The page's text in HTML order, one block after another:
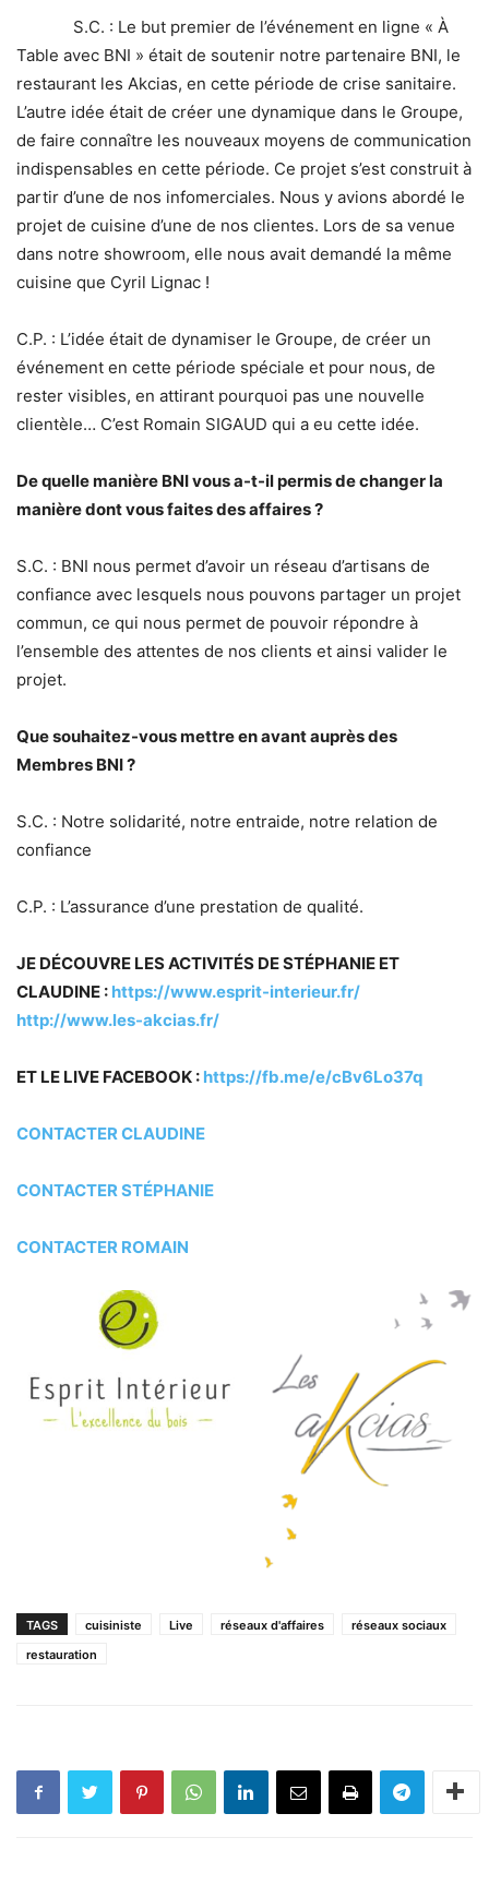
S.C. : Le but premier de l’événement en ligne « À
Table avec BNI » était de soutenir notre partenaire BNI, le
restaurant les Akcias, en cette période de crise sanitaire.
L’autre idée était de créer une dynamique dans le Groupe,
de faire connaître les nouveaux moyens de communication
indispensables en cette période. Ce projet s’est construit à
partir d’une de nos infomerciales. Nous y avions abordé le
projet de cuisine d’une de nos clientes. Lors de sa venue
dans notre showroom, elle nous avait demandé la même
cuisine que Cyril Lignac !
C.P. : L’idée était de dynamiser le Groupe, de créer un
événement en cette période spéciale et pour nous, de
rester visibles, en attirant pourquoi pas une nouvelle
clientèle… C’est Romain SIGAUD qui a eu cette idée.
De quelle manière BNI vous a-t-il permis de changer la
manière dont vous faites des affaires ?
S.C. : BNI nous permet d’avoir un réseau d’artisans de
confiance avec lesquels nous pouvons partager un projet
commun, ce qui nous permet de pouvoir répondre à
l’ensemble des attentes de nos clients et ainsi valider le
projet.
Que souhaitez-vous mettre en avant auprès des
Membres BNI ?
S.C. : Notre solidarité, notre entraide, notre relation de
confiance
C.P. : L’assurance d’une prestation de qualité.
JE DÉCOUVRE LES ACTIVITÉS DE STÉPHANIE ET
CLAUDINE : https://www.esprit-interieur.fr/
http://www.les-akcias.fr/
ET LE LIVE FACEBOOK : https://fb.me/e/cBv6Lo37q
CONTACTER CLAUDINE
CONTACTER STÉPHANIE
CONTACTER ROMAIN
TAGS cuisiniste Live réseaux d'affaires
réseaux sociaux
restauration